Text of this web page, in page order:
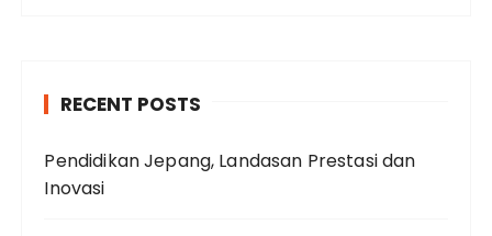
RECENT POSTS
Pendidikan Jepang, Landasan Prestasi dan
Inovasi